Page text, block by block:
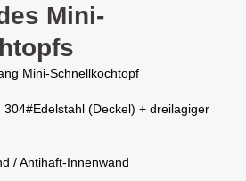
Mini-
Mini-Schnellkochtopf
304#Edelstahl (Deckel) + dreilagiger
/ Antihaft-Innenwand